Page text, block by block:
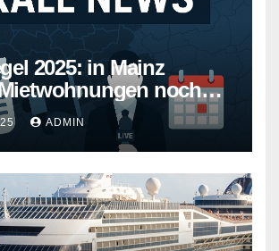
2025: in Mainz
noch
ADMIN